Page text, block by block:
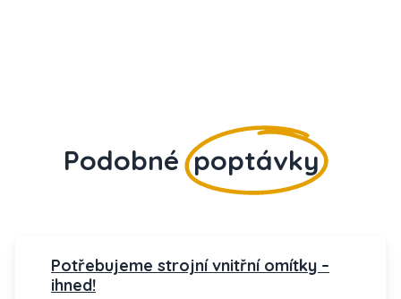
Podobné poptávky
Potřebujeme strojní vnitřní omítky –
ihned!